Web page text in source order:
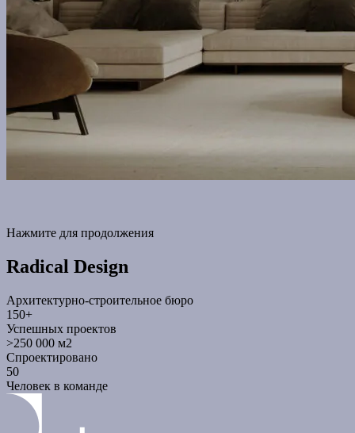
Нажмите для продолжения
Radical Design
Архитектурно-строительное бюро
150+
Успешных проектов
>250 000 м2
Спроектировано
50
Человек в команде